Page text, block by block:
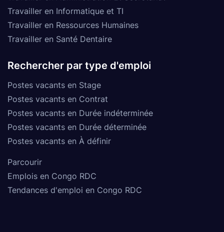
Travailler en Informatique et TI
Travailler en Ressources Humaines
Travailler en Santé Dentaire
Rechercher par type d'emploi
Postes vacants en Stage
Postes vacants en Contrat
Postes vacants en Durée indéterminée
Postes vacants en Durée déterminée
Postes vacants en À définir
Parcourir
Emplois en Congo RDC
Tendances d'emploi en Congo RDC